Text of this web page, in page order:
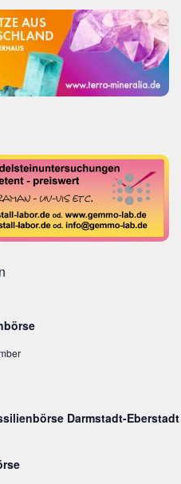
Darmstadt-Eberstadt